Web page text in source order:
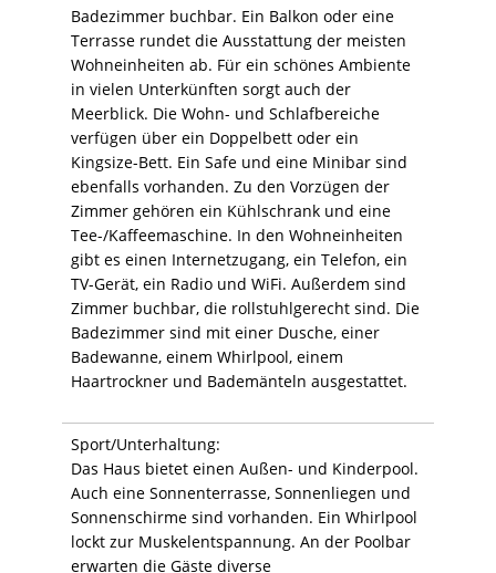
Badezimmer buchbar. Ein Balkon oder eine
Terrasse rundet die Ausstattung der meisten
Wohneinheiten ab. Für ein schönes Ambiente
in vielen Unterkünften sorgt auch der
Meerblick. Die Wohn- und Schlafbereiche
verfügen über ein Doppelbett oder ein
Kingsize-Bett. Ein Safe und eine Minibar sind
ebenfalls vorhanden. Zu den Vorzügen der
Zimmer gehören ein Kühlschrank und eine
Tee-/Kaffeemaschine. In den Wohneinheiten
gibt es einen Internetzugang, ein Telefon, ein
TV-Gerät, ein Radio und WiFi. Außerdem sind
Zimmer buchbar, die rollstuhlgerecht sind. Die
Badezimmer sind mit einer Dusche, einer
Badewanne, einem Whirlpool, einem
Haartrockner und Bademänteln ausgestattet.
Sport/Unterhaltung:
Das Haus bietet einen Außen- und Kinderpool.
Auch eine Sonnenterrasse, Sonnenliegen und
Sonnenschirme sind vorhanden. Ein Whirlpool
lockt zur Muskelentspannung. An der Poolbar
erwarten die Gäste diverse